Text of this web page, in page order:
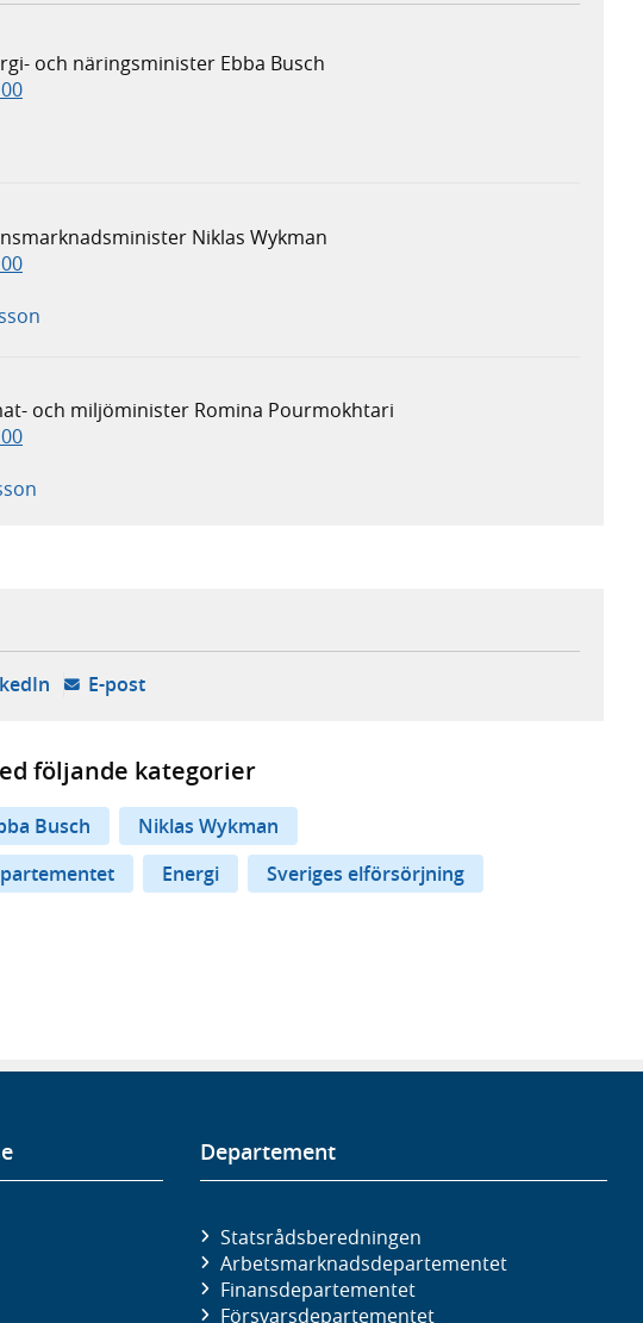
och näringsminister Ebba Busch
Niklas Wykman
och miljöminister Romina Pourmokhtari
extern webbplats,
i ny flik, extern webbplats,
- öppnas i ny flik, extern webbplats,
E-post- öppnar din e-postklient,
följande kategorier
Busch
Niklas Wykman
Energi
Sveriges elförsörjning
Departement
Statsrådsberedningen
Arbetsmarknads­departementet
Finans­departementet
Försvars­departementet